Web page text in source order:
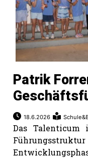
Patrik
18.6.2026
Das Talenticum